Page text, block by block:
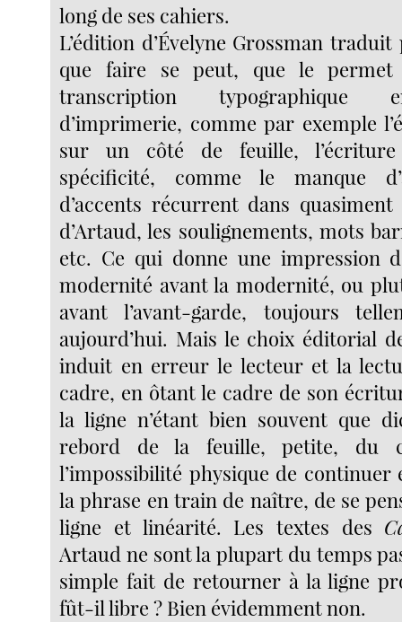
long de ses cahiers.
L’édition d’Évelyne Grossman
que faire se peut, que le
transcription typographique
d’imprimerie, comme par exemple
sur un côté de feuille,
spécificité, comme le manque
d’accents récurrent dans
d’Artaud, les soulignements, mots
etc. Ce qui donne une impression
modernité avant la modernité, ou
avant l’avant-garde, toujours
aujourd’hui. Mais le choix éditorial
induit en erreur le lecteur et la
cadre, en ôtant le cadre de son
la ligne n’étant bien souvent que
rebord de la feuille, petite, du
l’impossibilité physique de
la phrase en train de naître, de se
ligne et linéarité. Les textes des
Artaud ne sont la plupart du temps
simple fait de retourner à la ligne
fût-il libre ? Bien évidemment non.